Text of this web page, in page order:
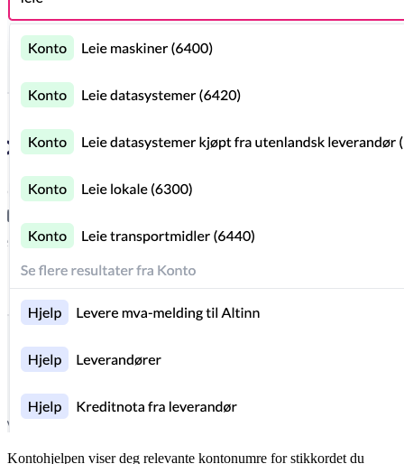
Kontohjelpen viser deg relevante kontonumre for stikkordet du